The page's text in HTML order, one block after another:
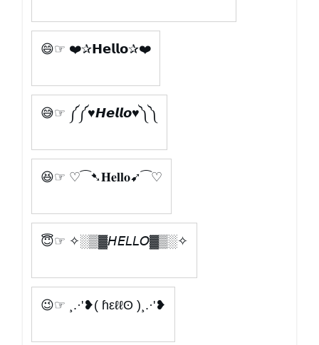
😄☞ ❤️✰𝗛𝗲𝗹𝗹𝗼✰❤️
😅☞ ༼༼ ♥𝙃𝙚𝙡𝙡𝙤♥༽༽
😆☞ ♡⁀➷𝐇𝐞𝐥𝐥𝐨➹⁀♡
😇☞ ✧░▒▓𝘏𝘌𝘓𝘓𝘖▓▒░✧
😉☞ ¸.·'❥( ɦεℓℓʘ )¸.·'❥